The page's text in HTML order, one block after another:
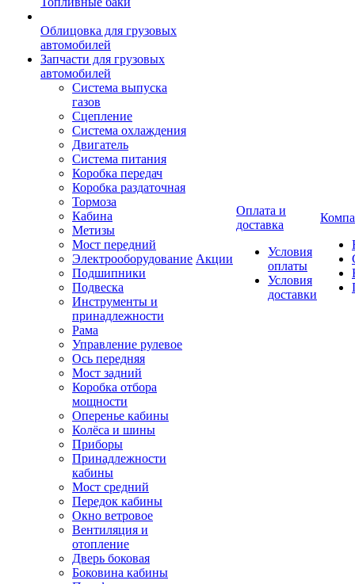
Облицовка для грузовых
автомобилей
Запчасти для грузовых
автомобилей
Система выпуска
газов
Сцепление
Система охлаждения
Двигатель
Система питания
Коробка передач
Коробка раздаточная
Тормоза
Кабина
Метизы
Мост передний
Электрооборудование
Подшипники
Подвеска
Инструменты и
принадлежности
Рама
Управление рулевое
Ось передняя
Мост задний
Коробка отбора
мощности
Оперенье кабины
Колёса и шины
Приборы
Принадлежности
кабины
Мост средний
Передок кабины
Окно ветровое
Вентиляция и
отопление
Дверь боковая
Боковина кабины
Акции
Оплата и
доставка
Условия
оплаты
Условия
доставки